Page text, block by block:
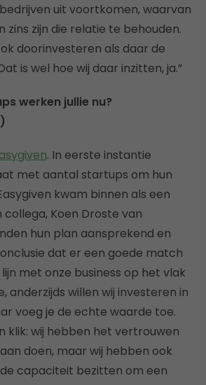
uit voortkomen, waarvan
zins zijn die relatie te behouden.
doorinvesteren als daar de
is wel hoe wij daar inzitten, ja.”
werken jullie nu?
)
. In eerste instantie
met aantal startups om hun
kwam binnen als een
Koen Droste van
hun plan aansprekend en
dat er een goede match
lijn met onze business op het vlak
anderzijds willen wij investeren in
voeg je de echte waarde toe.
klik: wij hebben het vertrouwen
doen, maar wij hebben ook
capaciteit bezitten om een